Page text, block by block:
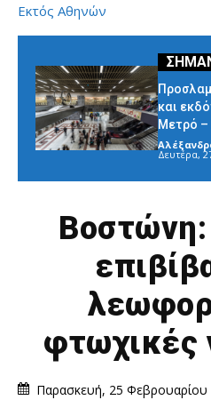
Εκτός Αθηνών
και
Μετρό –
Δευτέρα,
φτωχικές
Παρασκευή, 25 Φεβρουαρίου